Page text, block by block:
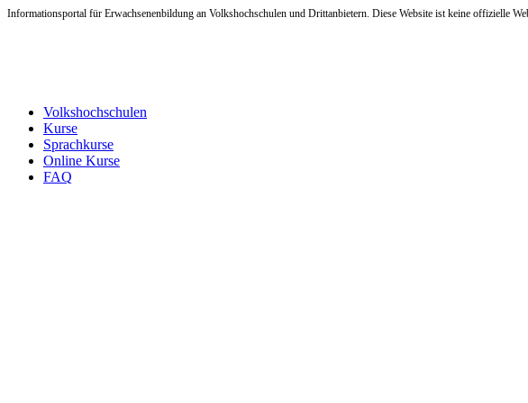
Informationsportal für Erwachsenenbildung an Volkshochschulen und Drittanbietern. Diese Website ist keine offizielle
Volkshochschulen
Kurse
Sprachkurse
Online Kurse
FAQ